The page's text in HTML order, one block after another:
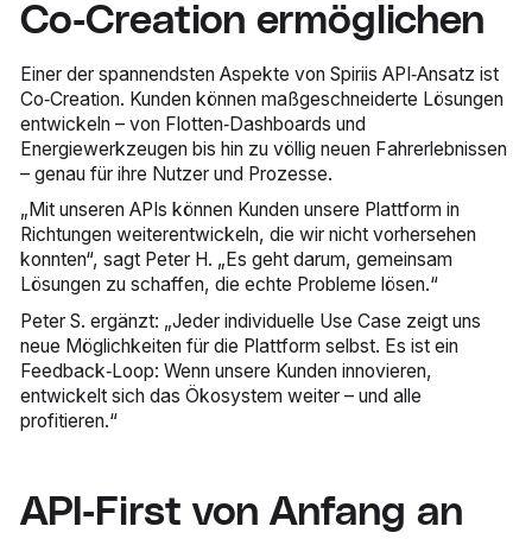
Co‑Creation ermöglichen
Einer der spannendsten Aspekte von Spiriis API‑Ansatz ist
Co‑Creation. Kunden können maßgeschneiderte Lösungen
entwickeln – von Flotten‑Dashboards und
Energiewerkzeugen bis hin zu völlig neuen Fahrerlebnissen
– genau für ihre Nutzer und Prozesse.
„Mit unseren APIs können Kunden unsere Plattform in
Richtungen weiterentwickeln, die wir nicht vorhersehen
konnten“, sagt Peter H. „Es geht darum, gemeinsam
Lösungen zu schaffen, die echte Probleme lösen.“
Peter S. ergänzt: „Jeder individuelle Use Case zeigt uns
neue Möglichkeiten für die Plattform selbst. Es ist ein
Feedback‑Loop: Wenn unsere Kunden innovieren,
entwickelt sich das Ökosystem weiter – und alle
profitieren.“
API‑First von Anfang an